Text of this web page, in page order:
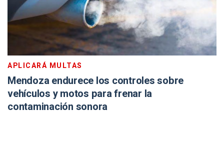
APLICARÁ MULTAS
Mendoza endurece los controles sobre
vehículos y motos para frenar la
contaminación sonora